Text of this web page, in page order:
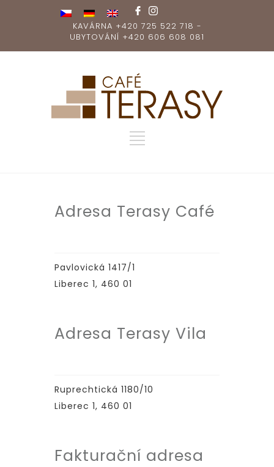
KAVÁRNA +420 725 522 718 -
UBYTOVÁNÍ +420 606 608 081
Adresa Terasy Café
Pavlovická 1417/1
Liberec 1, 460 01
Adresa Terasy Vila
Ruprechtická 1180/10
Liberec 1, 460 01
Fakturační adresa